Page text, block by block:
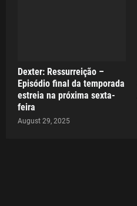
Dexter: Ressurreição –
Episódio final da temporada
estreia na próxima sexta-
feira
August 29, 2025